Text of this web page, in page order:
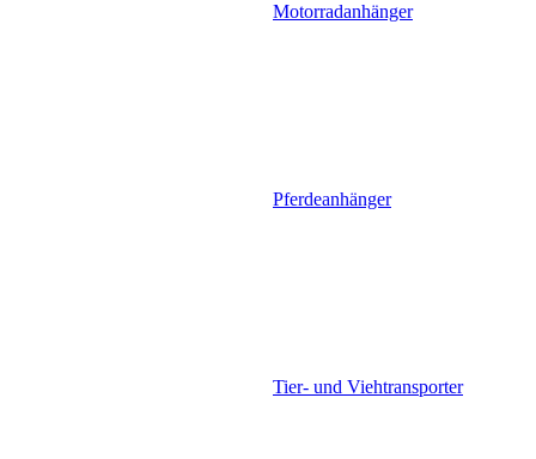
Motorradanhänger
Pferdeanhänger
Tier- und Viehtransporter